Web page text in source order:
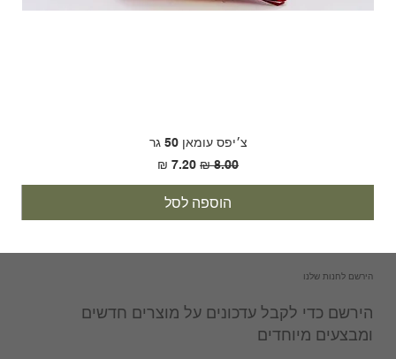
צ׳יפס עומאן 50 גר
מחיר רגילמחיר מבצע
הוספה לסל
הירשם כדי לקבל עדכונים על מוצרים חדשים
ומבצעים מיוחדים
הירשם לחנות שלנו